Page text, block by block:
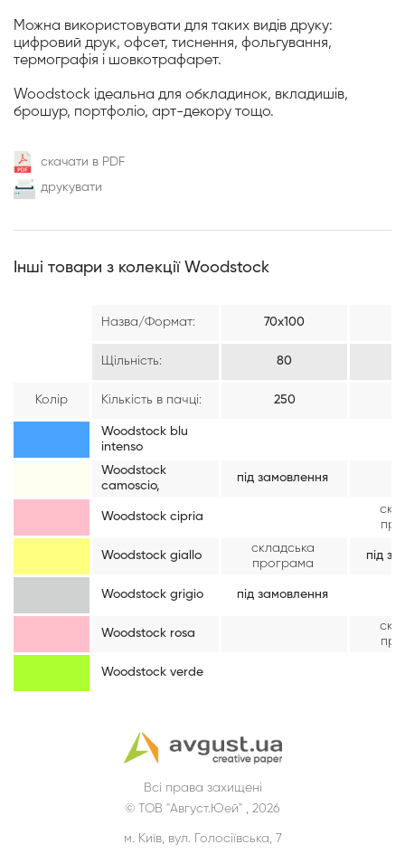
Можна використовувати для таких видів друку:
цифровий друк, офсет, тиснення, фольгування,
термографія і шовкотрафарет.
Woodstock ідеальна для обкладинок, вкладишів,
брошур, портфоліо, арт-декору тощо.
скачати в PDF
друкувати
Інші товари з колекції Woodstock
Назва/Формат: 70х100
Щільність: 80
Колір Кількість в пачці: 250
Woodstock blu
intenso
Woodstock
camoscio,
під замовлення
Woodstock cipria
Woodstock giallo
складська
програма
під
Woodstock grigio під замовлення
Woodstock rosa
Woodstock verde
Всі права захищені
© ТОВ "Август.Юей" , 2026
м. Київ, вул. Голосіївська, 7